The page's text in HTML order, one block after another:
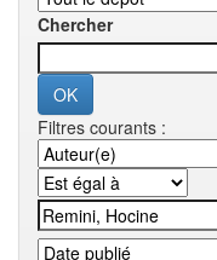
Chercher
Filtres courants :